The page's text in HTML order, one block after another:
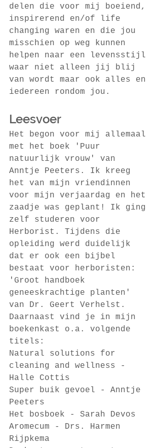
delen die voor mij boeiend,
inspirerend en/of life
changing waren en die jou
misschien op weg kunnen
helpen naar een levensstijl
waar niet alleen jij blij
van wordt maar ook alles en
iedereen rondom jou.
Leesvoer
Het begon voor mij allemaal
met het boek 'Puur
natuurlijk vrouw' van
Anntje Peeters. Ik kreeg
het van mijn vriendinnen
voor mijn verjaardag en het
zaadje was geplant! Ik ging
zelf studeren voor
Herborist. Tijdens die
opleiding werd duidelijk
dat er ook een bijbel
bestaat voor herboristen:
'Groot handboek
geneeskrachtige planten'
van Dr. Geert Verhelst.
Daarnaast vind je in mijn
boekenkast o.a. volgende
titels:
Natural solutions for
cleaning and wellness -
Halle Cottis
Super buik gevoel - Anntje
Peeters
Het bosboek - Sarah Devos
Aromecum - Drs. Harmen
Rijpkema